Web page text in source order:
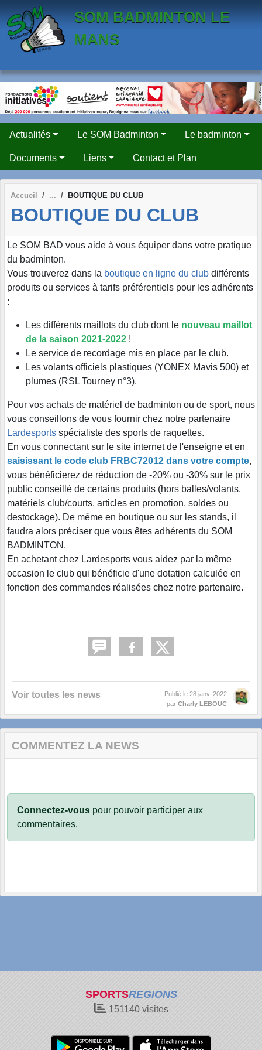
SOM BADMINTON LE
MANS
Actualités Le SOM Badminton Le badminton
Documents Liens Contact et Plan
Accueil BOUTIQUE DU CLUB
BOUTIQUE DU CLUB
Le SOM BAD vous aide à vous équiper dans votre pratique
du badminton.
Vous trouverez dans la boutique en ligne du club différents
produits ou services à tarifs préférentiels pour les adhérents
:
Les différents maillots du club dont le nouveau maillot
de la saison 2021-2022 !
Le service de recordage mis en place par le club.
Les volants officiels plastiques (YONEX Mavis 500) et
plumes (RSL Tourney n°3).
Pour vos achats de matériel de badminton ou de sport, nous
vous conseillons de vous fournir chez notre partenaire
Lardesports spécialiste des sports de raquettes.
En vous connectant sur le site internet de l'enseigne et en
saisissant le code club FRBC72012 dans votre compte,
vous bénéficierez de réduction de -20% ou -30% sur le prix
public conseillé de certains produits (hors balles/volants,
matériels club/courts, articles en promotion, soldes ou
destockage). De même en boutique ou sur les stands, il
faudra alors préciser que vous êtes adhérents du SOM
BADMINTON.
En achetant chez Lardesports vous aidez par la même
occasion le club qui bénéficie d'une dotation calculée en
fonction des commandes réalisées chez notre partenaire.
Voir toutes les news Publié le 28 janv. 2022
par Charly LEBOUC
COMMENTEZ LA NEWS
Connectez-vous pour pouvoir participer aux
commentaires.
SPORTSREGIONS
151140visites
Panneau de gestion des cookies